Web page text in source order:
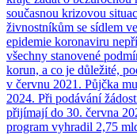
současnou krizovou
živnostníkům se sídlem
epidemie koronaviru
všechny stanovené
korun, a co je důležité,
v červnu 2021. Půjčka
2024. Při podávání
přijímají do 30. června
program vyhradil 2,75